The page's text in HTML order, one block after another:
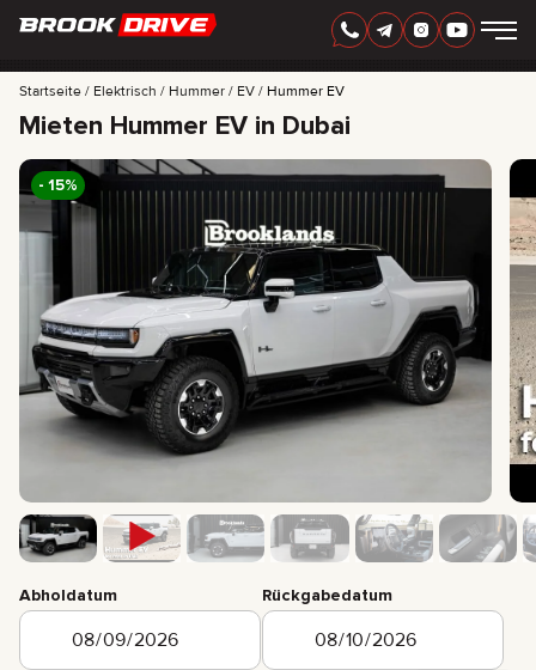
AED
AUTOMARKEN
MIETZEITRAUM
BESTE ANGEBOTE
CERTIFICATES
KONTAKT
PARTNERSCHAFT
MIETKAUF
info@brook-drive.rent
+ 971 52 193 88 88
+ 7 925 283 88 88
Startseite Elektrisch Hummer EV Hummer EV
Mieten Hummer EV in Dubai
- 15%
Abholdatum Rückgabedatum